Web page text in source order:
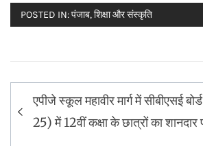
POSTED IN:पंजाब,शिक्षा और संस्कृति
Post
navigation
एपीजे स्कूल महावीर मार्ग में सीबीएसई
25) में 12वीं कक्षा के छात्रों का शानदार